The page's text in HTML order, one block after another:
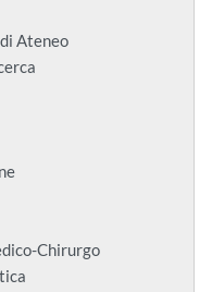
Ateneo
Chirurgo